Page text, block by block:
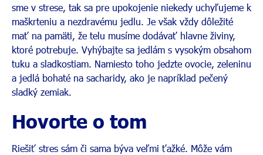
sme v strese, tak sa pre upokojenie niekedy uchyľujeme k
maškrteniu a nezdravému jedlu. Je však vždy dôležité
mať na pamäti, že telu musíme dodávať hlavne živiny,
ktoré potrebuje. Vyhýbajte sa jedlám s vysokým obsahom
tuku a sladkostiam. Namiesto toho jedzte ovocie, zeleninu
a jedlá bohaté na sacharidy, ako je napríklad pečený
sladký zemiak.
Hovorte o tom
Riešiť stres sám či sama býva veľmi ťažké. Môže vám